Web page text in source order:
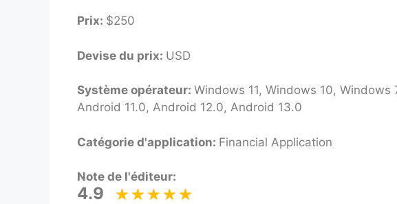
Prix: $250
Devise du prix: USD
Système opérateur: Windows 11, Windows 10,
Android 11.0, Android 12.0, Android 13.0
Catégorie d'application: Financial Application
Note de l'éditeur:
4.9